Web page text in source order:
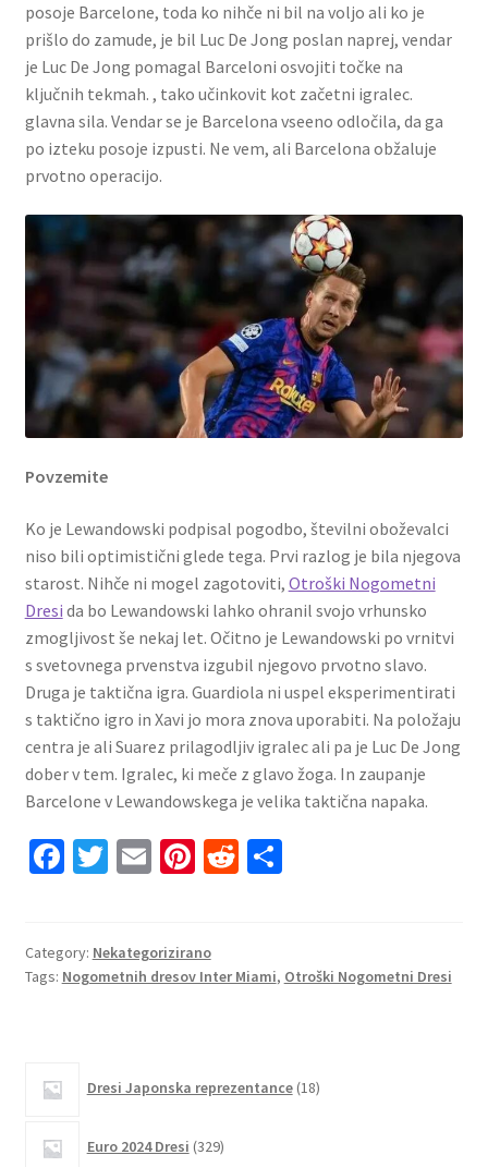
posoje Barcelone, toda ko nihče ni bil na voljo ali ko je
prišlo do zamude, je bil Luc De Jong poslan naprej, vendar
je Luc De Jong pomagal Barceloni osvojiti točke na
ključnih tekmah. , tako učinkovit kot začetni igralec.
glavna sila. Vendar se je Barcelona vseeno odločila, da ga
po izteku posoje izpusti. Ne vem, ali Barcelona obžaluje
prvotno operacijo.
Povzemite
Ko je Lewandowski podpisal pogodbo, številni oboževalci
niso bili optimistični glede tega. Prvi razlog je bila njegova
starost. Nihče ni mogel zagotoviti, Otroški Nogometni
Dresi da bo Lewandowski lahko ohranil svojo vrhunsko
zmogljivost še nekaj let. Očitno je Lewandowski po vrnitvi
s svetovnega prvenstva izgubil njegovo prvotno slavo.
Druga je taktična igra. Guardiola ni uspel eksperimentirati
s taktično igro in Xavi jo mora znova uporabiti. Na položaju
centra je ali Suarez prilagodljiv igralec ali pa je Luc De Jong
dober v tem. Igralec, ki meče z glavo žoga. In zaupanje
Barcelone v Lewandowskega je velika taktična napaka.
Fa
o
o
T
er
E
l
Pi
es
t
R
di
t
S
e
Category: Nekategorizirano
Tags: Nogometnih dresov Inter Miami, Otroški Nogometni Dresi
Dresi Japonska reprezentance 18izdelkov
Euro 2024 Dresi 329izdelkov